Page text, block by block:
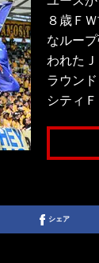
８歳Ｆ
なルー
われた
ラウン
シティ
シェア